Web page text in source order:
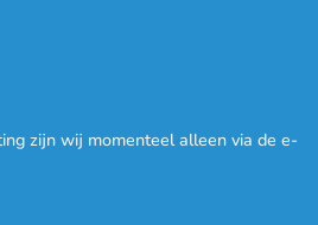
zijn wij momenteel alleen via de e-